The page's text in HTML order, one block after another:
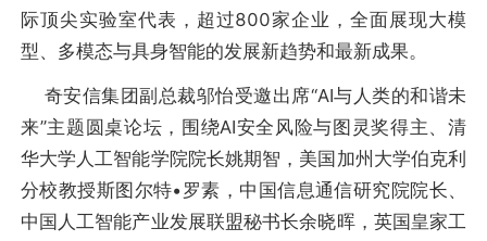
际顶尖实验室代表，超过800家企业，全面展现大模
型、多模态与具身智能的发展新趋势和最新成果。
奇安信集团副总裁邬怡受邀出席“AI与人类的和谐未
来”主题圆桌论坛，围绕AI安全风险与图灵奖得主、清
华大学人工智能学院院长姚期智，美国加州大学伯克利
分校教授斯图尔特•罗素，中国信息通信研究院院长、
中国人工智能产业发展联盟秘书长余晓晖，英国皇家工